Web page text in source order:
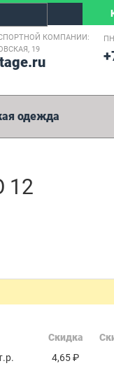
КОМПАНИИ:
19
одежда
12
Скидка
4,65 ₽